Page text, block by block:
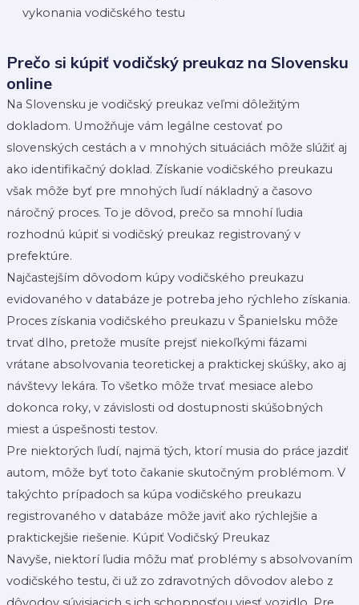
vykonania vodičského testu
Prečo si kúpiť vodičský preukaz na Slovensku
online
Na Slovensku je vodičský preukaz veľmi dôležitým
dokladom. Umožňuje vám legálne cestovať po
slovenských cestách a v mnohých situáciách môže slúžiť aj
ako identifikačný doklad. Získanie vodičského preukazu
však môže byť pre mnohých ľudí nákladný a časovo
náročný proces. To je dôvod, prečo sa mnohí ľudia
rozhodnú kúpiť si vodičský preukaz registrovaný v
prefektúre.
Najčastejším dôvodom kúpy vodičského preukazu
evidovaného v databáze je potreba jeho rýchleho získania.
Proces získania vodičského preukazu v Španielsku môže
trvať dlho, pretože musíte prejsť niekoľkými fázami
vrátane absolvovania teoretickej a praktickej skúšky, ako aj
návštevy lekára. To všetko môže trvať mesiace alebo
dokonca roky, v závislosti od dostupnosti skúšobných
miest a úspešnosti testov.
Pre niektorých ľudí, najmä tých, ktorí musia do práce jazdiť
autom, môže byť toto čakanie skutočným problémom. V
takýchto prípadoch sa kúpa vodičského preukazu
registrovaného v databáze môže javiť ako rýchlejšie a
praktickejšie riešenie. Kúpiť Vodičský Preukaz
Navyše, niektorí ľudia môžu mať problémy s absolvovaním
vodičského testu, či už zo zdravotných dôvodov alebo z